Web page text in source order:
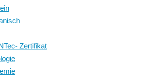
Zertifikat